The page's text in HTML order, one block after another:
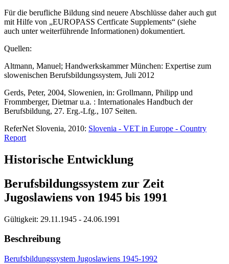
Für die berufliche Bildung sind neuere Abschlüsse daher auch gut
mit Hilfe von „EUROPASS Certficate Supplements“ (siehe
auch unter weiterführende Informationen) dokumentiert.
Quellen:
Altmann, Manuel; Handwerkskammer München: Expertise zum
slowenischen Berufsbildungssystem, Juli 2012
Gerds, Peter, 2004, Slowenien, in: Grollmann, Philipp und
Frommberger, Dietmar u.a. : Internationales Handbuch der
Berufsbildung, 27. Erg.-Lfg., 107 Seiten.
ReferNet Slovenia, 2010: Slovenia - VET in Europe - Country
Report
Historische Entwicklung
Berufsbildungssystem zur Zeit
Jugoslawiens von 1945 bis 1991
Gültigkeit: 29.11.1945 - 24.06.1991
Beschreibung
Berufsbildungssystem Jugoslawiens 1945-1992